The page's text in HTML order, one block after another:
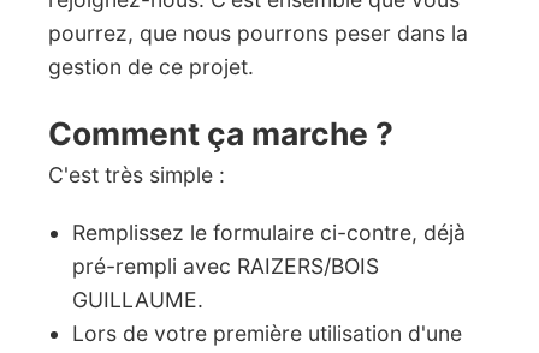
pourrez, que nous pourrons peser dans la
gestion de ce projet.
Comment ça marche ?
C'est très simple :
Remplissez le formulaire ci-contre, déjà
pré-rempli avec RAIZERS/BOIS
GUILLAUME.
Lors de votre première utilisation d'une